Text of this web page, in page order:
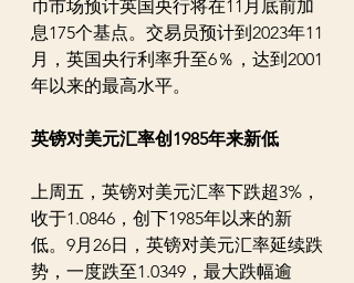
币市场预计英国央行将在11月底前加
息175个基点。交易员预计到2023年11
月，英国央行利率升至6％，达到2001
年以来的最高水平。
英镑对美元汇率创1985年来新低
上周五，英镑对美元汇率下跌超3%，
收于1.0846，创下1985年以来的新
低。9月26日，英镑对美元汇率延续跌
势，一度跌至1.0349，最大跌幅逾